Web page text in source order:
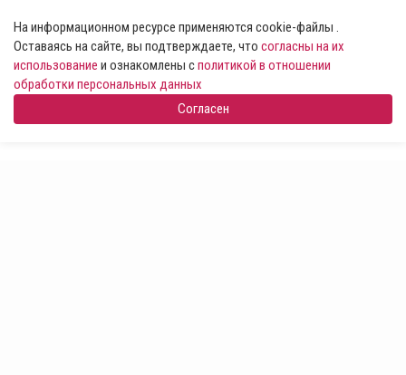
На информационном ресурсе применяются cookie-файлы .
Оставаясь на сайте, вы подтверждаете, что согласны на их
использование и ознакомлены сполитикой в отношении
обработки персональных данных
Согласен